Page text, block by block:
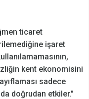
ticaret
işaret
kent ekonomisini
sadece
doğrudan etkiler."